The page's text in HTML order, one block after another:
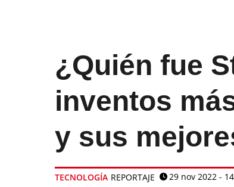
¿Quién fue
inventos
y sus
TECNOLOGÍA REPORTAJE
29 nov 2022 -